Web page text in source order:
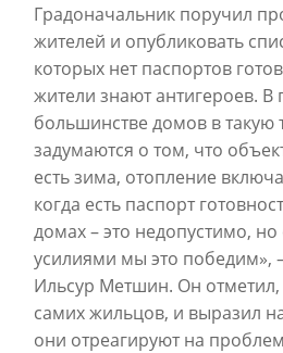
Градоначальник поручил
жителей и опубликовать
которых нет паспортов
жители знают антигероев.
большинстве домов в такую
задумаются о том, что
есть зима, отопление
когда есть паспорт
домах – это недопустимо,
усилиями мы это победим»,
Ильсур Метшин. Он
самих жильцов, и выразил
они отреагируют на